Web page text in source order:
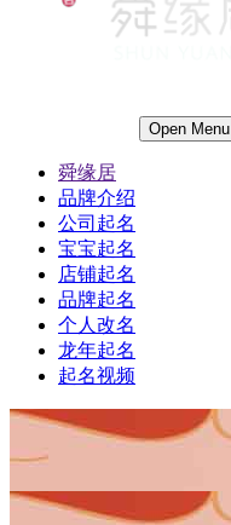
Open Menu
舜缘居
品牌介绍
公司起名
宝宝起名
店铺起名
品牌起名
个人改名
龙年起名
起名视频